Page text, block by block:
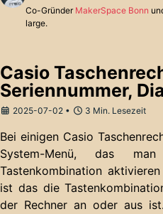
Co-Gründer MakerSpace Bonn
large.
Casio
Seriennummer,
2025-07-02 3 Min. Lesezeit
Bei einigen Casio
System-Menü, das
Tastenkombination
ist das die
der Rechner an oder aus